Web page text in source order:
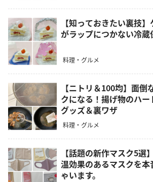
【知っておきたい裏技
がラップにつかない冷蔵
料理・グルメ
【ニトリ＆100均】面倒
クになる！揚げ物のハ
グッズ＆裏ワザ
料理・グルメ
【話題の新作マスク5選
温効果のあるマスクを本
ゃいます。